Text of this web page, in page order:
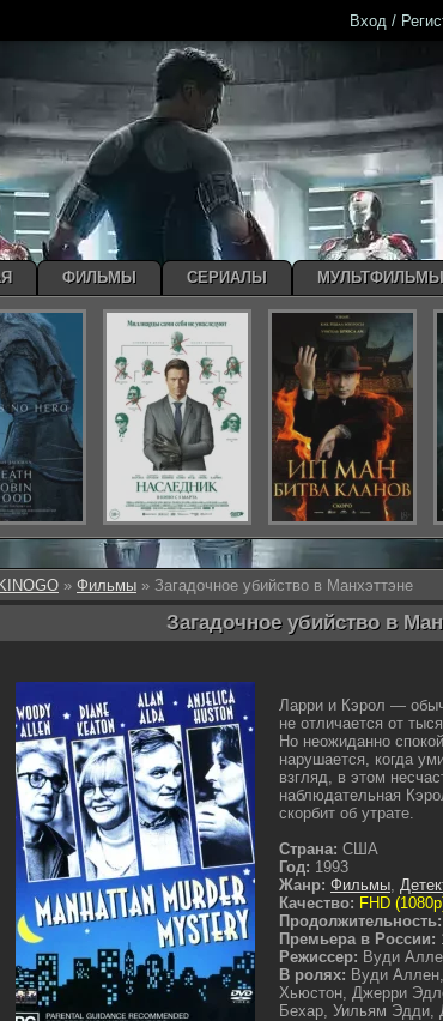
KINOGO » Фильмы » Загадочное убийство в Манхэттэне
Загадочное убийство в
Ларри и Кэрол —
не отличается от
Но неожиданно
нарушается, когда
взгляд, в этом
наблюдательная
скорбит об утрате.
Страна: США
Год: 1993
Жанр: Фильмы,
Качество: FHD
Продолжительность:
Премьера в России:
Режиссер: Вуди
В ролях: Вуди
Хьюстон, Джерри
Бехар, Уильям Эдди,
Вход /
ФИЛЬМЫ СЕРИАЛЫ МУЛЬТФИЛЬМЫ